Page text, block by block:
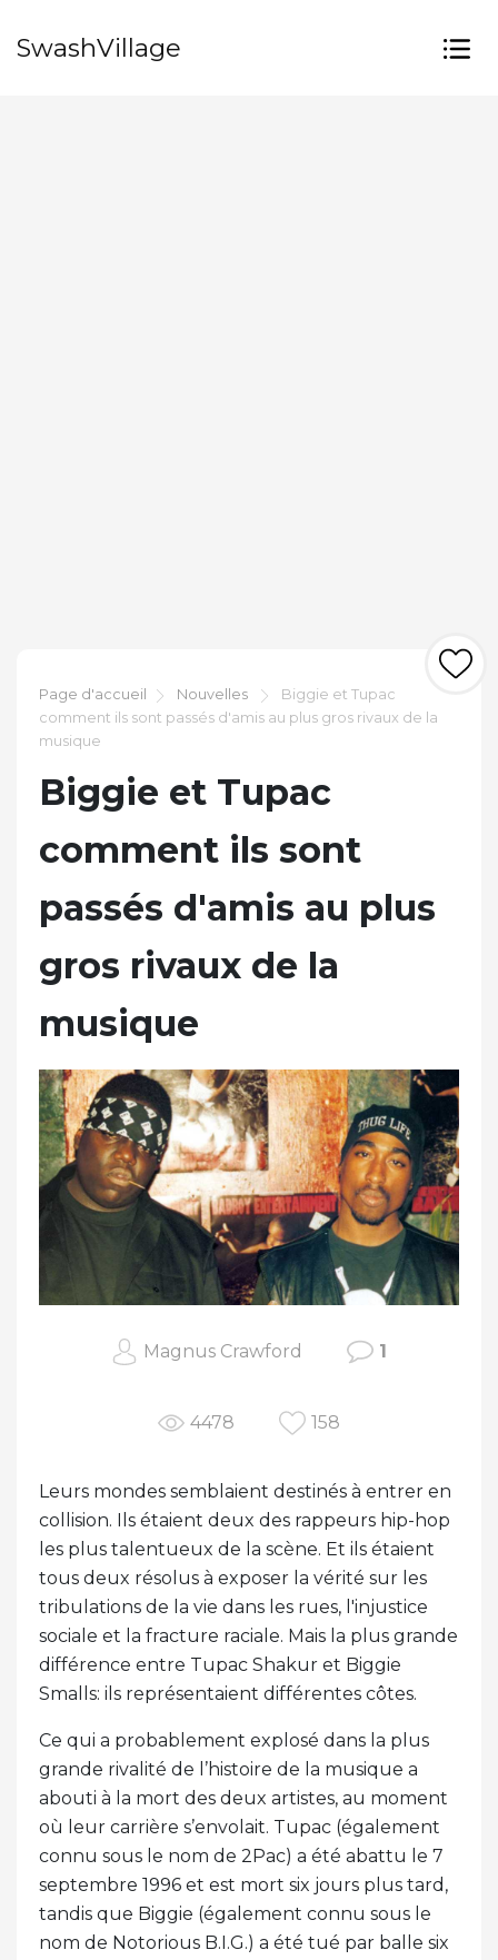
SwashVillage
Page d'accueil Nouvelles
Biggie et Tupac
comment ils sont passés d'amis au plus gros rivaux de la
musique
Biggie et Tupac
comment ils sont
passés d'amis au plus
gros rivaux de la
musique
Magnus Crawford 1
4478 158
Leurs mondes semblaient destinés à entrer en
collision. Ils étaient deux des rappeurs hip-hop
les plus talentueux de la scène. Et ils étaient
tous deux résolus à exposer la vérité sur les
tribulations de la vie dans les rues, l'injustice
sociale et la fracture raciale. Mais la plus grande
différence entre Tupac Shakur et Biggie
Smalls: ils représentaient différentes côtes.
Ce qui a probablement explosé dans la plus
grande rivalité de l’histoire de la musique a
abouti à la mort des deux artistes, au moment
où leur carrière s’envolait. Tupac (également
connu sous le nom de 2Pac) a été abattu le 7
septembre 1996 et est mort six jours plus tard,
tandis que Biggie (également connu sous le
nom de Notorious B.I.G.) a été tué par balle six